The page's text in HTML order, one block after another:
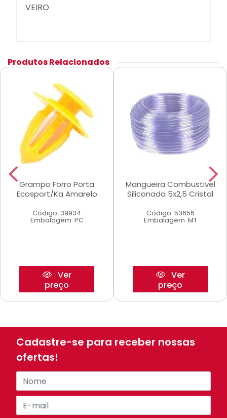
VEIRO
Produtos Relacionados
Grampo Forro Porta
Ecosport/Ka Amarelo
Código: 39934
Embalagem: PC
Ver
preço
Mangueira Combustivel
Siliconada 5x2,5 Cristal
Código: 53656
Embalagem: MT
Ver
preço
Cadastre-se para receber nossas
ofertas!